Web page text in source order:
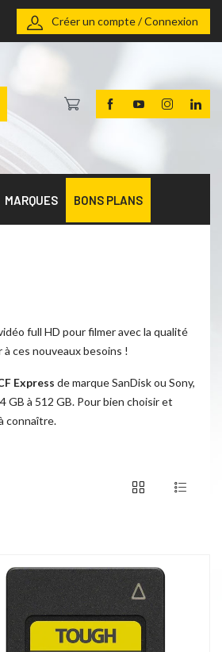
Créer un compte / Connexion
MARQUES BONS PLANS
full HD pour filmer avec la qualité
ces nouveaux besoins !
Express de marque SanDisk ou Sony,
à 512 GB. Pour bien choisir et
connaître.